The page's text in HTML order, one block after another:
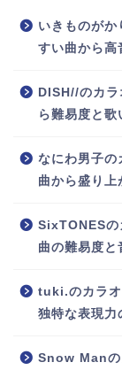
いきものがか
すい曲から高
DISH//のカ
ら難易度と
なにわ男子の
曲から盛り上
SixTONESの
曲の難易度と
tuki.のカラオ
独特な表現力
Snow Manの